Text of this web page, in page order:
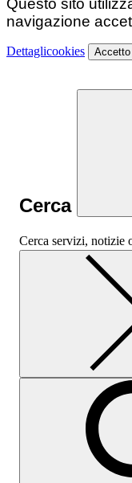
Questo sito
navigazione
Dettaglicookies Accetto
Cerca
Cerca servizi, notizie